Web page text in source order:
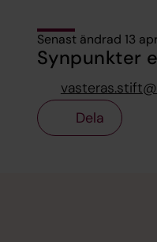
Senast ändrad 13
Synpunkter
Dela